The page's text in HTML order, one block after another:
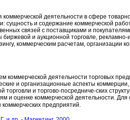
деятельности в сфере
и содержание коммерческой
связей с поставщиками и
и аукционной торговле,
коммерческим расчетам, организации
коммерческой деятельности торговых
и организационные аспекты
и торгово-посредниче-ских
и оценке коммерческой деятельности.
коммерческих предприятий.